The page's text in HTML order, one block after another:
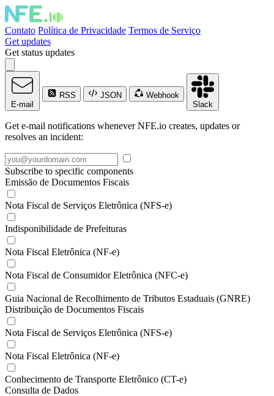
Contato Política de Privacidade Termos de Serviço
Get updates
Get status updates
E-mail
RSS JSON
Webhook
Slack
Get e-mail notifications whenever NFE.io creates, updates or
resolves an incident:
Subscribe to specific components
Emissão de Documentos Fiscais
Nota Fiscal de Serviços Eletrônica (NFS-e)
Indisponibilidade de Prefeituras
Nota Fiscal Eletrônica (NF-e)
Nota Fiscal de Consumidor Eletrônica (NFC-e)
Guia Nacional de Recolhimento de Tributos Estaduais (GNRE)
Distribuição de Documentos Fiscais
Nota Fiscal de Serviços Eletrônica (NFS-e)
Nota Fiscal Eletrônica (NF-e)
Conhecimento de Transporte Eletrônico (CT-e)
Consulta de Dados